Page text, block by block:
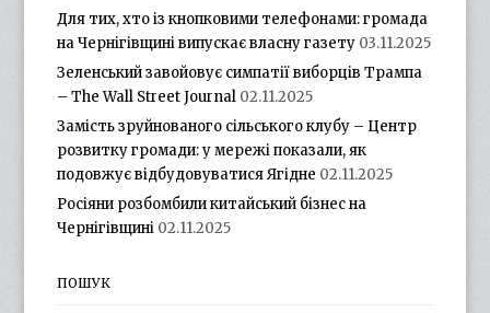
Для тих, хто із кнопковими телефонами: громада
на Чернігівщині випускає власну газету 03.11.2025
Зеленський завойовує симпатії виборців Трампа
– The Wall Street Journal 02.11.2025
Замість зруйнованого сільського клубу – Центр
розвитку громади: у мережі показали, як
подовжує відбудовуватися Ягідне 02.11.2025
Росіяни розбомбили китайський бізнес на
Чернігівщині 02.11.2025
ПОШУК